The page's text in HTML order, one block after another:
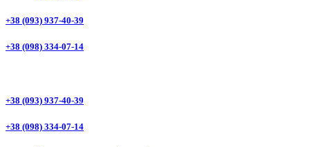
+38 (093) 937-40-39
+38 (098) 334-07-14
+38 (093) 937-40-39
+38 (098) 334-07-14